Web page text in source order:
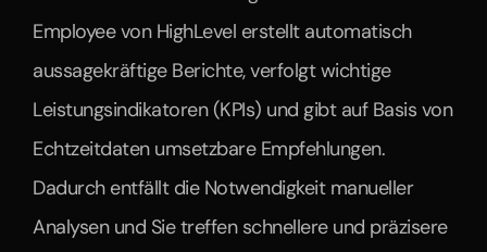
Employee von HighLevel erstellt automatisch
aussagekräftige Berichte, verfolgt wichtige
Leistungsindikatoren (KPIs) und gibt auf Basis von
Echtzeitdaten umsetzbare Empfehlungen.
Dadurch entfällt die Notwendigkeit manueller
Analysen und Sie treffen schnellere und präzisere